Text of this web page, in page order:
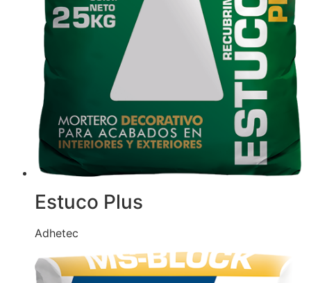
Estuco Plus
Adhetec